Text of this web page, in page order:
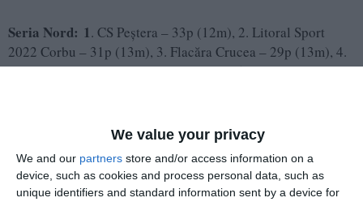
We value your privacy
We and our partners store and/or access information on a
device, such as cookies and process personal data, such as
unique identifiers and standard information sent by a device for
Seria Nord: 1. CS Peștera – 33p (12m), 2. Litoral Sport
2022 Corbu – 31p (13m), 3. Flacăra Crucea – 29p (13m), 4.
Recolta Nicolae Bălcescu – 28p (12m), 5. Voința Săcele –
Înfrățirea 23 Cogealac – 11p (12m), 10. Pescărușul Gârliciu
– 7p (13m), 11. Pescarul Ghindărești – 7p (12m), 12.
Viitorul Fântânele – 6p (11m), 13. AS Arka Constanța – 3p
(13).